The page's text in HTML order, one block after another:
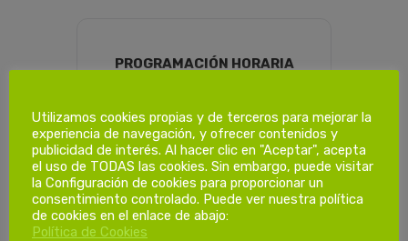
PROGRAMACIÓN HORARIA
Dias de
formación.
1ª Sesión
Utilizamos cookies propias y de terceros para mejorar la
experiencia de navegación, y ofrecer contenidos y
publicidad de interés. Al hacer clic en "Aceptar", acepta
el uso de TODAS las cookies. Sin embargo, puede visitar
la Configuración de cookies para proporcionar un
consentimiento controlado. Puede ver nuestra política
de cookies en el enlace de abajo:
Política de Cookies